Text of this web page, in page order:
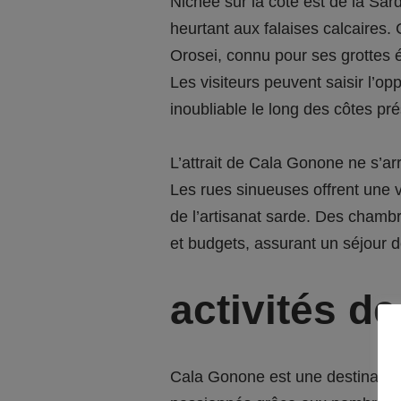
heurtant aux falaises calcaires.
Orosei, connu pour ses grottes
Les visiteurs peuvent saisir
inoubliable le long des côtes
L’attrait de Cala Gonone ne
Les rues sinueuses offrent une
de l’artisanat sarde. Des
et budgets, assurant un séjour
activités
Cala Gonone est une